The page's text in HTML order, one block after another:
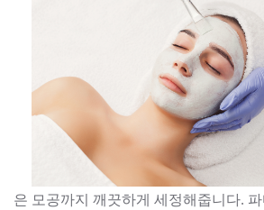
은 모공까지 깨끗하게 세정해줍니다.